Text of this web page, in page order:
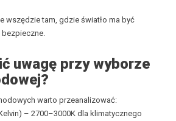
wszędzie tam, gdzie światło ma być
uwagę przy wyborze
warto przeanalizować:
– 2700–3000K dla klimatycznego